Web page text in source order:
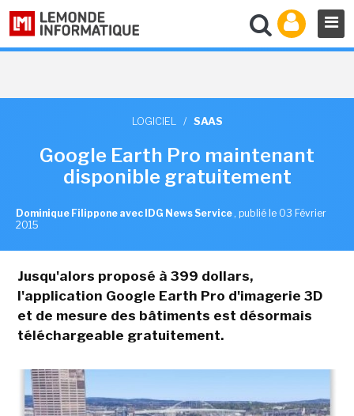
LOGICIEL / SAAS
Google Earth Pro maintenant
disponible gratuitement
Dominique Filippone avec IDG News Service , publié le 03 Février
2015
Jusqu'alors proposé à 399 dollars,
l'application Google Earth Pro d'imagerie 3D
et de mesure des bâtiments est désormais
téléchargeable gratuitement.